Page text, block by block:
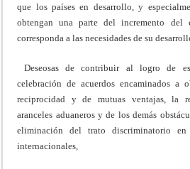
que los países en desarrollo, y
obtengan una parte del incremento del
corresponda a las necesidades de su
Deseosas de contribuir al logro de
celebración de acuerdos encaminados a
reciprocidad y de mutuas ventajas, la
aranceles aduaneros y de los demás
eliminación del trato discriminatorio en
internacionales,